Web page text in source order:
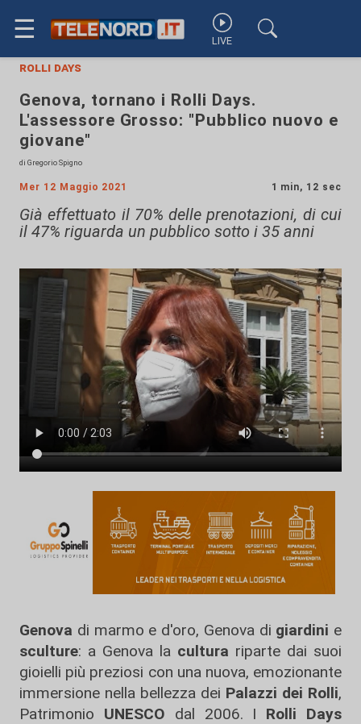
☰ LIVE
rolli days
Genova, tornano i Rolli Days.
L'assessore Grosso: "Pubblico nuovo e
giovane"
di Gregorio Spigno
Mer 12 Maggio 2021 1 min, 12 sec
Già effettuato il 70% delle prenotazioni, di cui
il 47% riguarda un pubblico sotto i 35 anni
Genova di marmo e d'oro, Genova di giardini e
sculture: a Genova la cultura riparte dai suoi
gioielli più preziosi con una nuova, emozionante
immersione nella bellezza dei Palazzi dei Rolli,
Patrimonio UNESCO dal 2006. I Rolli Days